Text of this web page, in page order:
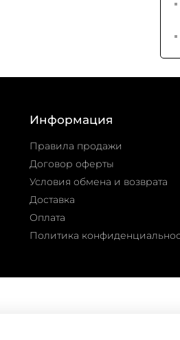
Информация
Правила продажи
Договор оферты
Условия обмена и возврата
Доставка
Оплата
Политика